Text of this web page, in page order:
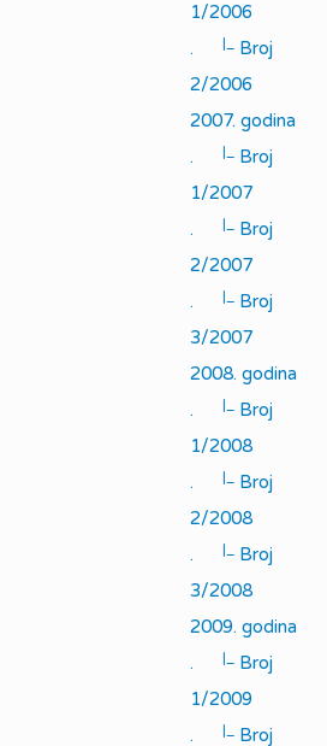
1/2006
.
|_ Broj
2/2006
2007. godina
.
|_ Broj
1/2007
.
|_ Broj
2/2007
.
|_ Broj
3/2007
2008. godina
.
|_ Broj
1/2008
.
|_ Broj
2/2008
.
|_ Broj
3/2008
2009. godina
.
|_ Broj
1/2009
.
|_ Broj